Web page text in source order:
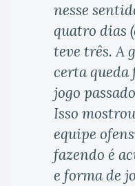
nesse
quatro dias
teve três. A
certa
jogo
Isso
equipe
fazendo é
e forma de